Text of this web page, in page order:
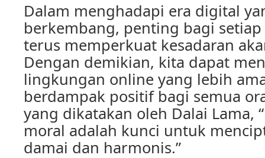
Dalam menghadapi era digital
berkembang, penting bagi
terus memperkuat kesadaran
Dengan demikian, kita dapat
lingkungan online yang lebih
berdampak positif bagi semua
yang dikatakan oleh Dalai Lama,
moral adalah kunci untuk
damai dan harmonis.”